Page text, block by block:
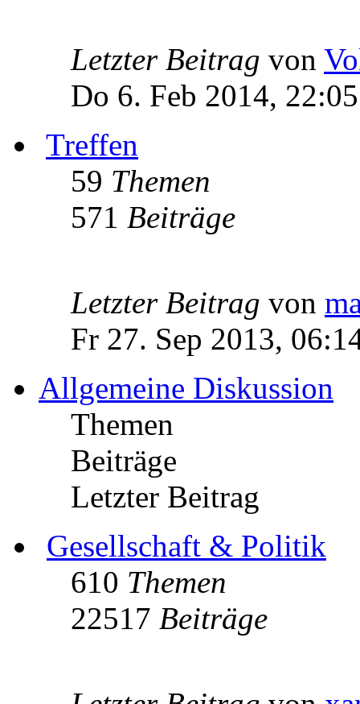
Letzter Beitrag von
Do 6. Feb 2014, 22:05
Treffen
59 Themen
571 Beiträge
Letzter Beitrag von
Fr 27. Sep 2013,
Allgemeine Diskussion
Themen
Beiträge
Letzter Beitrag
Gesellschaft & Politik
610 Themen
22517 Beiträge